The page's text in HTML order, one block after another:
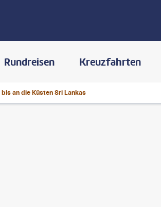
Rundreisen Kreuzfahrten
bis an die Küsten Sri Lankas